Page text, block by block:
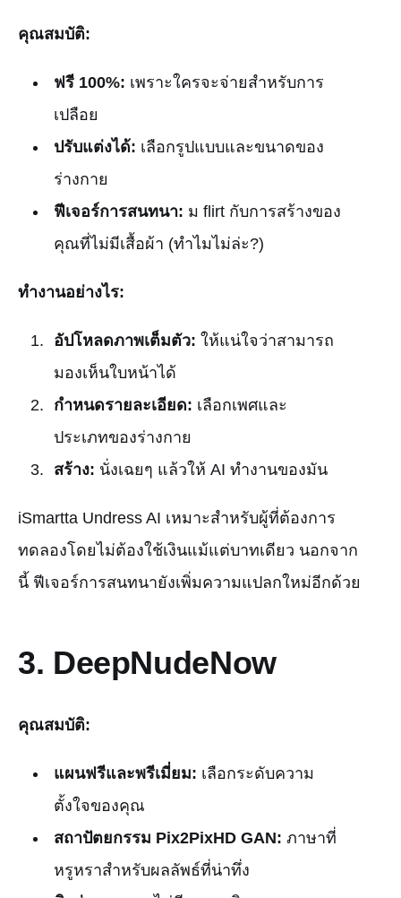
คุณสมบัติ:
ฟรี 100%: เพราะใครจะจ่ายสำหรับการ
เปลือย
ปรับแต่งได้: เลือกรูปแบบและขนาดของ
ร่างกาย
ฟีเจอร์การสนทนา: ม flirt กับการสร้างของ
คุณที่ไม่มีเสื้อผ้า (ทำไมไม่ล่ะ?)
ทำงานอย่างไร:
อัปโหลดภาพเต็มตัว: ให้แน่ใจว่าสามารถ
มองเห็นใบหน้าได้
กำหนดรายละเอียด: เลือกเพศและ
ประเภทของร่างกาย
สร้าง: นั่งเฉยๆ แล้วให้ AI ทำงานของมัน
iSmartta Undress AI เหมาะสำหรับผู้ที่ต้องการ
ทดลองโดยไม่ต้องใช้เงินแม้แต่บาทเดียว นอกจาก
นี้ ฟีเจอร์การสนทนายังเพิ่มความแปลกใหม่อีกด้วย
3. DeepNudeNow
คุณสมบัติ:
แผนฟรีและพรีเมี่ยม: เลือกระดับความ
ตั้งใจของคุณ
สถาปัตยกรรม Pix2PixHD GAN: ภาษาที่
หรูหราสำหรับผลลัพธ์ที่น่าทึ่ง